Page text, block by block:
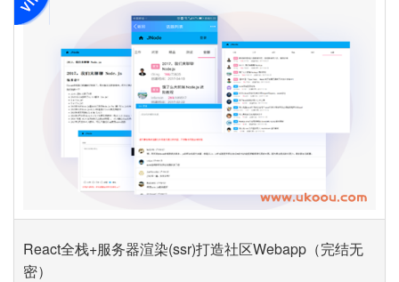
React全栈+服务器渲染(ssr)打造社区Webapp（完结无
密）